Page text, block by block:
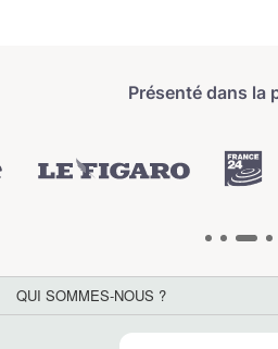
Présenté dans la
QUI SOMMES-NOUS ?